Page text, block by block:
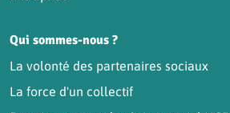
Qui sommes-nous ?
La volonté des partenaires sociaux
La force d'un collectif